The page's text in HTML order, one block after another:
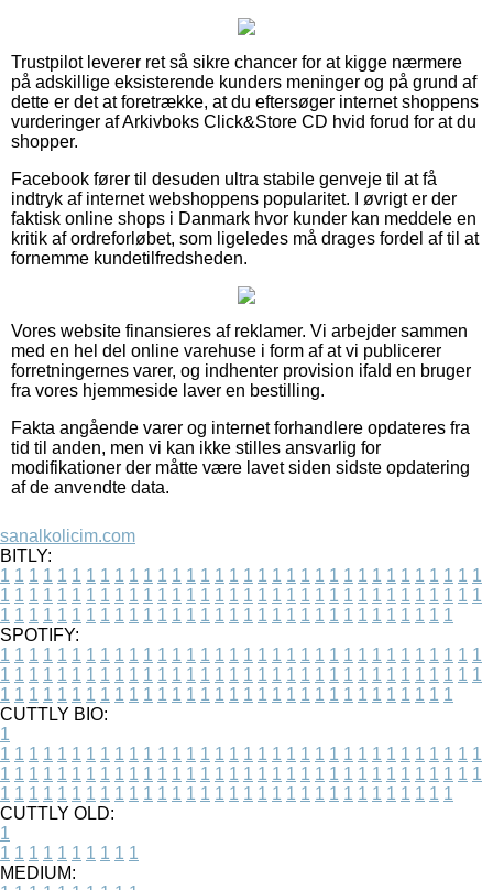
Trustpilot leverer ret så sikre chancer for at kigge nærmere
på adskillige eksisterende kunders meninger og på grund af
dette er det at foretrække, at du eftersøger internet shoppens
vurderinger af Arkivboks Click&Store CD hvid forud for at du
shopper.
Facebook fører til desuden ultra stabile genveje til at få
indtryk af internet webshoppens popularitet. I øvrigt er der
faktisk online shops i Danmark hvor kunder kan meddele en
kritik af ordreforløbet, som ligeledes må drages fordel af til at
fornemme kundetilfredsheden.
Vores website finansieres af reklamer. Vi arbejder sammen
med en hel del online varehuse i form af at vi publicerer
forretningernes varer, og indhenter provision ifald en bruger
fra vores hjemmeside laver en bestilling.
Fakta angående varer og internet forhandlere opdateres fra
tid til anden, men vi kan ikke stilles ansvarlig for
modifikationer der måtte være lavet siden sidste opdatering
af de anvendte data.
sanalkolicim.com
BITLY:
1 1 1 1 1 1 1 1 1 1 1 1 1 1 1 1 1 1 1 1 1 1 1 1 1 1 1 1 1 1 1 1 1 1
1 1 1 1 1 1 1 1 1 1 1 1 1 1 1 1 1 1 1 1 1 1 1 1 1 1 1 1 1 1 1 1 1 1
1 1 1 1 1 1 1 1 1 1 1 1 1 1 1 1 1 1 1 1 1 1 1 1 1 1 1 1 1 1 1 1
SPOTIFY:
1 1 1 1 1 1 1 1 1 1 1 1 1 1 1 1 1 1 1 1 1 1 1 1 1 1 1 1 1 1 1 1 1 1
1 1 1 1 1 1 1 1 1 1 1 1 1 1 1 1 1 1 1 1 1 1 1 1 1 1 1 1 1 1 1 1 1 1
1 1 1 1 1 1 1 1 1 1 1 1 1 1 1 1 1 1 1 1 1 1 1 1 1 1 1 1 1 1 1 1
CUTTLY BIO:
1
1 1 1 1 1 1 1 1 1 1 1 1 1 1 1 1 1 1 1 1 1 1 1 1 1 1 1 1 1 1 1 1 1 1
1 1 1 1 1 1 1 1 1 1 1 1 1 1 1 1 1 1 1 1 1 1 1 1 1 1 1 1 1 1 1 1 1 1
1 1 1 1 1 1 1 1 1 1 1 1 1 1 1 1 1 1 1 1 1 1 1 1 1 1 1 1 1 1 1 1
CUTTLY OLD:
1
1 1 1 1 1 1 1 1 1 1
MEDIUM: